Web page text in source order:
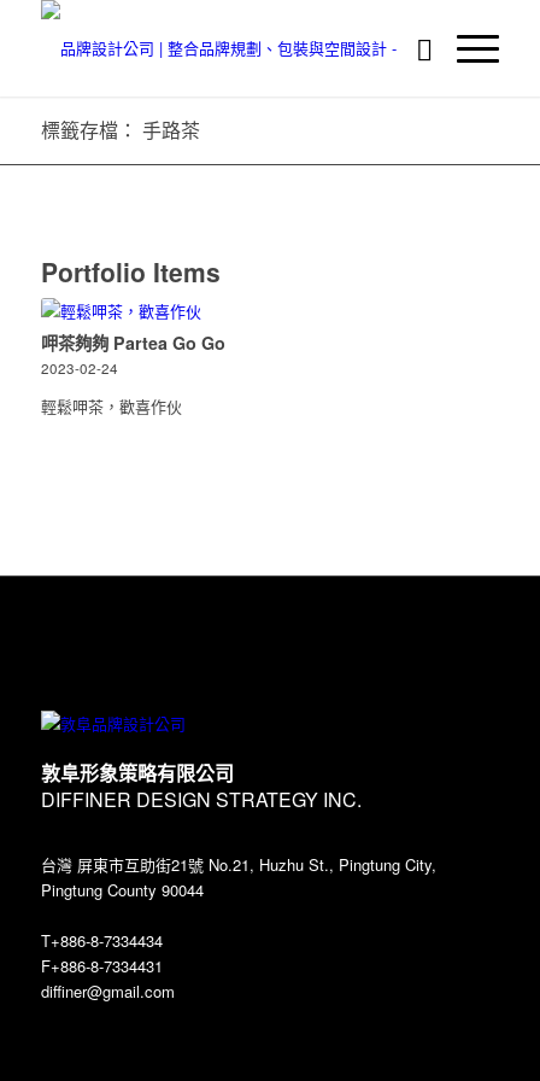
標籤存檔： 手路茶
Portfolio Items
呷茶夠夠 Partea Go Go
2023-02-24
輕鬆呷茶，歡喜作伙
敦阜形象策略有限公司
DIFFINER DESIGN STRATEGY INC.
台灣 屏東市互助街21號 No.21, Huzhu St., Pingtung City,
Pingtung County 90044
T+886-8-7334434
F+886-8-7334431
diffiner@gmail.com